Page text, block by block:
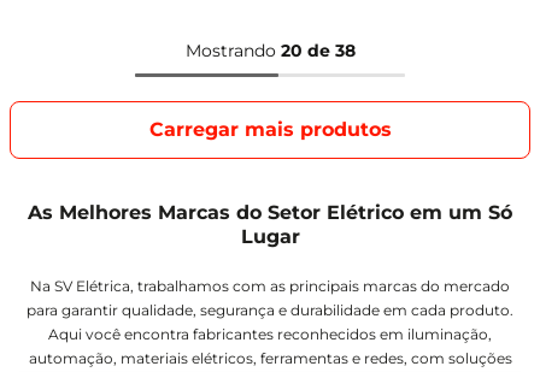
Mostrando 20 de 38
As Melhores Marcas do Setor Elétrico em um Só
Lugar
Na SV Elétrica, trabalhamos com as principais marcas do mercado
para garantir qualidade, segurança e durabilidade em cada produto.
Aqui você encontra fabricantes reconhecidos em iluminação,
automação, materiais elétricos, ferramentas e redes, com soluções